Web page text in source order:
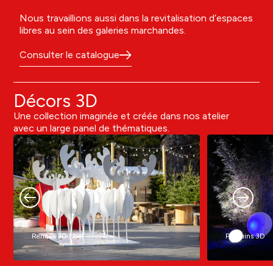
Nous travaillions aussi dans la revitalisation d’espaces
libres au sein des galeries marchandes.
Consulter le catalogue
Décors 3D
Une collection imaginée et créée dans nos atelier
avec un large panel de thématiques.
Rennes 3D Noël Pinguins 3D